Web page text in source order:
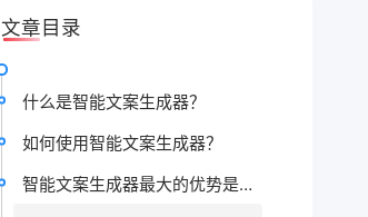
文章目录
什么是智能文案生成器？
如何使用智能文案生成器？
智能文案生成器最大的优势是什么？